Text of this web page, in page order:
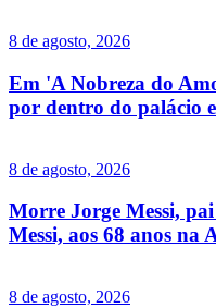
8 de agosto, 2026
Em 'A Nobreza do
por dentro do palácio
8 de agosto, 2026
Morre Jorge Messi,
Messi, aos 68 anos na
8 de agosto, 2026